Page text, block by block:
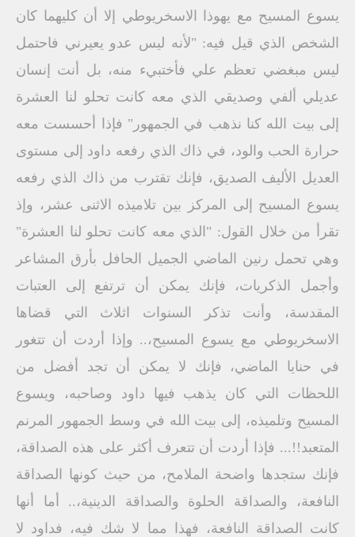
يسوع المسيح مع يهوذا الاسخريوطي إلا أن كليهما كان
الشخص الذي قيل فيه: "لأنه ليس عدو يعيرني فاحتمل
ليس مبغضي تعظم علي فأختبيء منه، بل أنت إنسان
عديلي ألفي وصديقي الذي معه كانت تحلو لنا العشرة
إلى بيت الله كنا نذهب في الجمهور" فإذا أحسست معه
حرارة الحب والود، في ذاك الذي رفعه داود إلى مستوى
العديل الأليف الصديق، فإنك تقترب من ذاك الذي رفعه
يسوع المسيح إلى المركز بين تلاميذه الاثنى عشر، وإذ
تقرأ من خلال القول: "الذي معه كانت تحلو لنا العشرة"
وهي تحمل رنين الماضي الجميل الحافل بأرق المشاعر
وأجمل الذكريات، فإنك يمكن أن ترتفع إلى العتبات
المقدسة، وأنت تذكر السنوات اثلاث التي قضاها
الاسخريوطي مع يسوع المسيح،.. وإذا أردت أن تتغور
في حنايا الماضي، فإنك لا يمكن أن تجد أفضل من
اللحظات التي كان يذهب فيها داود وصاحبه، ويسوع
المسيح وتلميذه، إلى بيت الله في وسط الجمهور المرنم
المتعبد!!... فإذا أردت أن تتعرف أكثر على هذه الصداقة،
فإنك ستجدها واضحة الملامح، من حيث كونها الصداقة
النافعة، والصداقة الحلوة والصداقة الدينية،.. أما أنها
كانت الصداقة النافعة، فهذا مما لا شك فيه، فداود لا